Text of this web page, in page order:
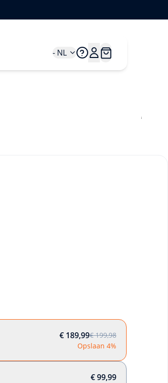
- NL
€ 189,99€ 199,98
Opslaan 4%
€ 99,99